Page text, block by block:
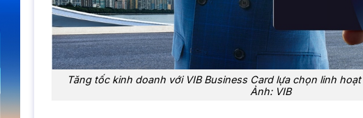
Tăng tốc kinh doanh với VIB Business Card lựa chọn linh
Ảnh: VIB